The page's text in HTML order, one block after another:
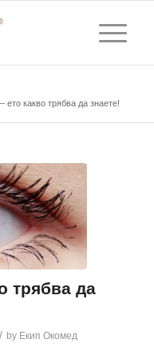
ето какво трябва да знаете!
трябва да
/ by Екип Окомед